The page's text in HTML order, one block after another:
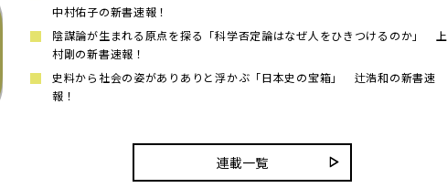
中村佑子の新書速報！
陰謀論が生まれる原点を探る「科学否定論はなぜ人をひきつけるのか」 上
村剛の新書速報！
史料から社会の姿がありありと浮かぶ「日本史の宝箱」 辻浩和の新書速
報！
連載一覧